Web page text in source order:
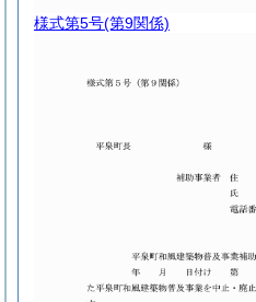
様式第5号(第9関係)